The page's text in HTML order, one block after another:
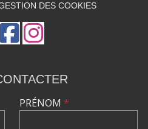
DES COOKIES
PRÉNOM *